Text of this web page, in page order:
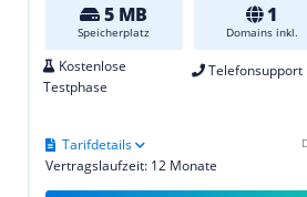
5 MB
Speicherplatz
1
Domains inkl.
Kostenlose
Testphase
Telefonsupport
Vertragslaufzeit: 12 Monate
Tarifdetails